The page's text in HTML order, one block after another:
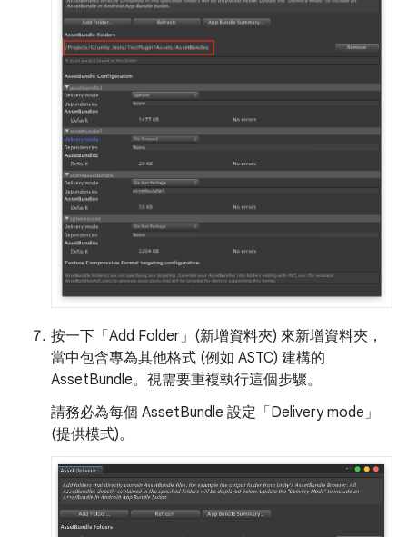
按一下「Add Folder」(新增資料夾) 來新增資料夾，
當中包含專為其他格式 (例如 ASTC) 建構的
AssetBundle。視需要重複執行這個步驟。
請務必為每個 AssetBundle 設定「Delivery mode」
(提供模式)。